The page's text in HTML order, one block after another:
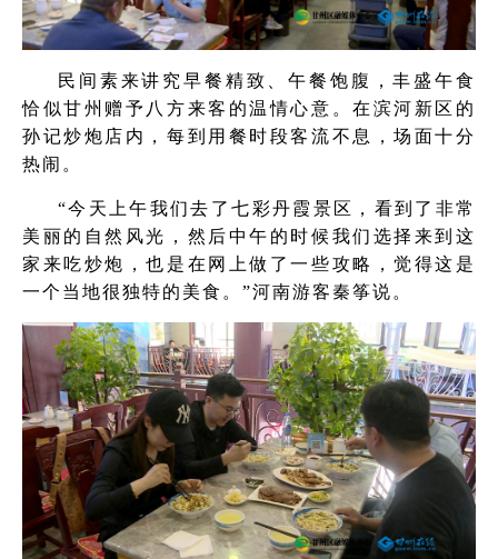
民间素来讲究早餐精致、午餐饱腹，丰盛午食
恰似甘州赠予八方来客的温情心意。在滨河新区的
孙记炒炮店内，每到用餐时段客流不息，场面十分
热闹。
“今天上午我们去了七彩丹霞景区，看到了非常
美丽的自然风光，然后中午的时候我们选择来到这
家来吃炒炮，也是在网上做了一些攻略，觉得这是
一个当地很独特的美食。”河南游客秦筝说。